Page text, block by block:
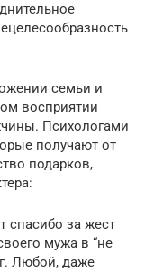
семьи и
восприятии
Психологами
получают от
подарков,
спасибо за жест
мужа в “не
Любой, даже